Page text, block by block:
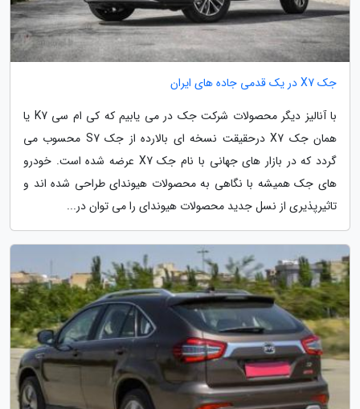
جک X7 در یک قدمی جاده های ایران
با آنالیز دیگر محصولات شرکت جک در می یابیم که کی ام سی K7 یا
همان جک X7 درحقیقت نسخه ای بالارده از جک S7 محسوب می
گردد که در بازار های جهانی با نام جک X7 عرضه شده است. خودرو
های جک همیشه با نگاهی به محصولات هیوندای طراحی شده اند و
تاثیرپذیری از نسل جدید محصولات هیوندای را می توان در...